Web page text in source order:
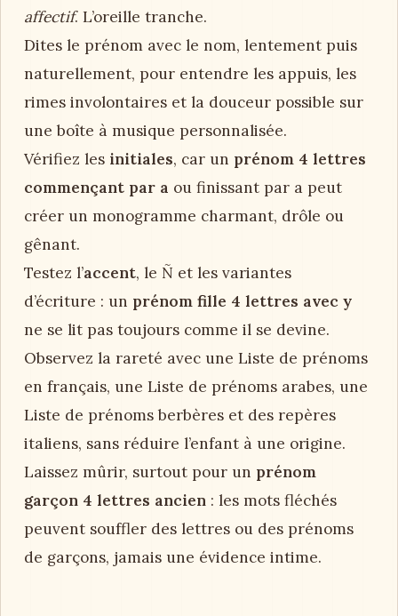
affectif. L’oreille tranche.
Dites le prénom avec le nom, lentement puis
naturellement, pour entendre les appuis, les
rimes involontaires et la douceur possible sur
une boîte à musique personnalisée.
Vérifiez les initiales, car un prénom 4 lettres
commençant par a ou finissant par a peut
créer un monogramme charmant, drôle ou
gênant.
Testez l’accent, le Ñ et les variantes
d’écriture : un prénom fille 4 lettres avec y
ne se lit pas toujours comme il se devine.
Observez la rareté avec une Liste de prénoms
en français, une Liste de prénoms arabes, une
Liste de prénoms berbères et des repères
italiens, sans réduire l’enfant à une origine.
Laissez mûrir, surtout pour un prénom
garçon 4 lettres ancien : les mots fléchés
peuvent souffler des lettres ou des prénoms
de garçons, jamais une évidence intime.